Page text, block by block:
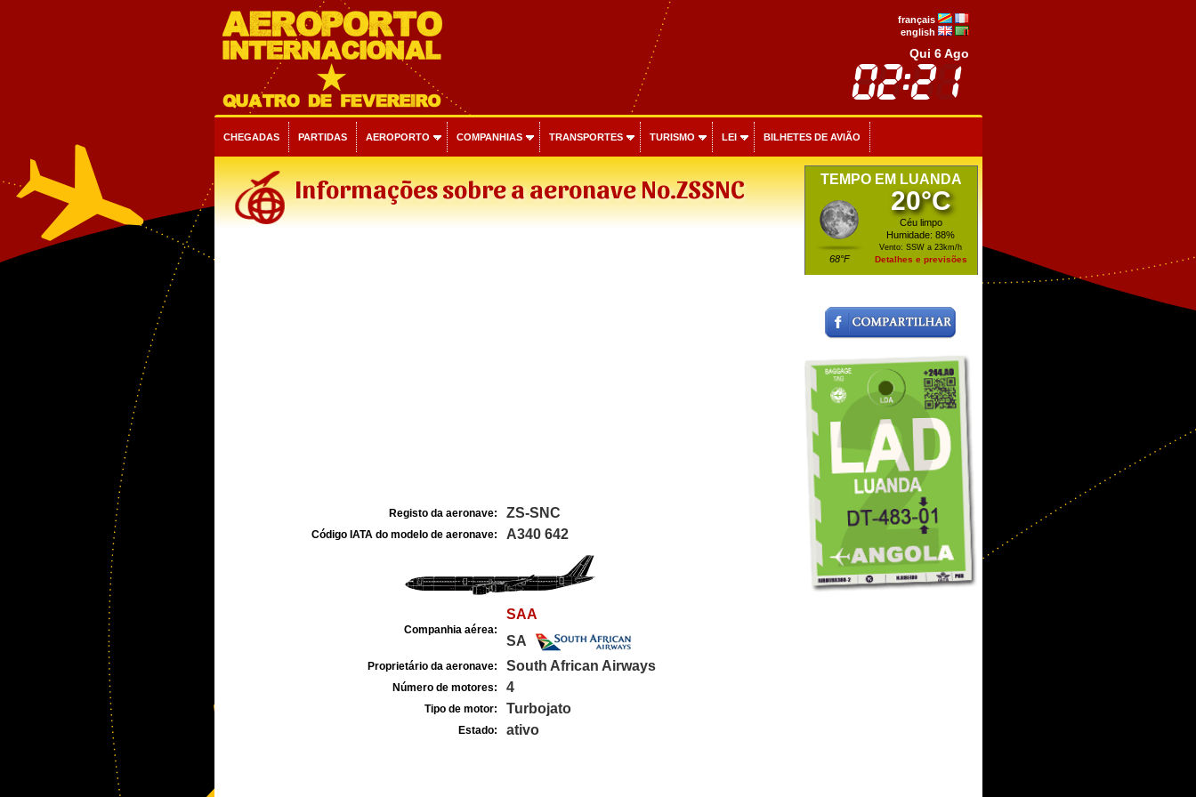
français
english
Qui 6 Ago
CHEGADAS PARTIDAS AEROPORTO COMPANHIAS TRANSPORTES TURISMO LEI BILHETES DE AVIÃO
Informações sobre a aeronave No.ZSSNC
Registo da aeronave: ZS-SNC
Código IATA do modelo de aeronave: A340 642
Companhia aérea:
SAA
SA
Proprietário da aeronave: South African Airways
Número de motores: 4
Tipo de motor: Turbojato
Estado: ativo
TEMPO EM LUANDA
68°F
20°C
Céu limpo
Humidade: 88%
Vento: SSW a 23km/h
Detalhes e previsões